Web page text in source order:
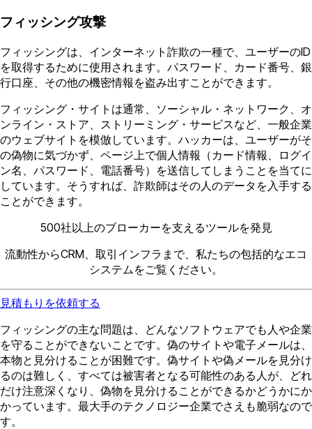
フィッシング攻撃
フィッシングは、インターネット詐欺の一種で、ユーザーのID
を取得するために使用されます。パスワード、カード番号、銀
行口座、その他の機密情報を盗み出すことができます。
フィッシング・サイトは通常、ソーシャル・ネットワーク、オ
ンライン・ストア、ストリーミング・サービスなど、一般企業
のウェブサイトを模倣しています。ハッカーは、ユーザーがそ
の偽物に気づかず、ページ上で個人情報（カード情報、ログイ
ン名、パスワード、電話番号）を送信してしまうことを当てに
しています。そうすれば、詐欺師はその人のデータを入手する
ことができます。
500社以上のブローカーを支えるツールを発見
流動性からCRM、取引インフラまで、私たちの包括的なエコ
システムをご覧ください。
見積もりを依頼する
フィッシングの主な問題は、どんなソフトウェアでも人や企業
を守ることができないことです。偽のサイトや電子メールは、
本物と見分けることが困難です。偽サイトや偽メールを見分け
るのは難しく、すべては被害者となる可能性のある人が、どれ
だけ注意深くなり、偽物を見分けることができるかどうかにか
かっています。最大手のテクノロジー企業でさえも脆弱なので
す。